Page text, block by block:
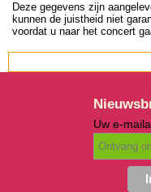
Deze gegevens zijn
kunnen de juistheid niet
voordat u naar het concert
Uw e-